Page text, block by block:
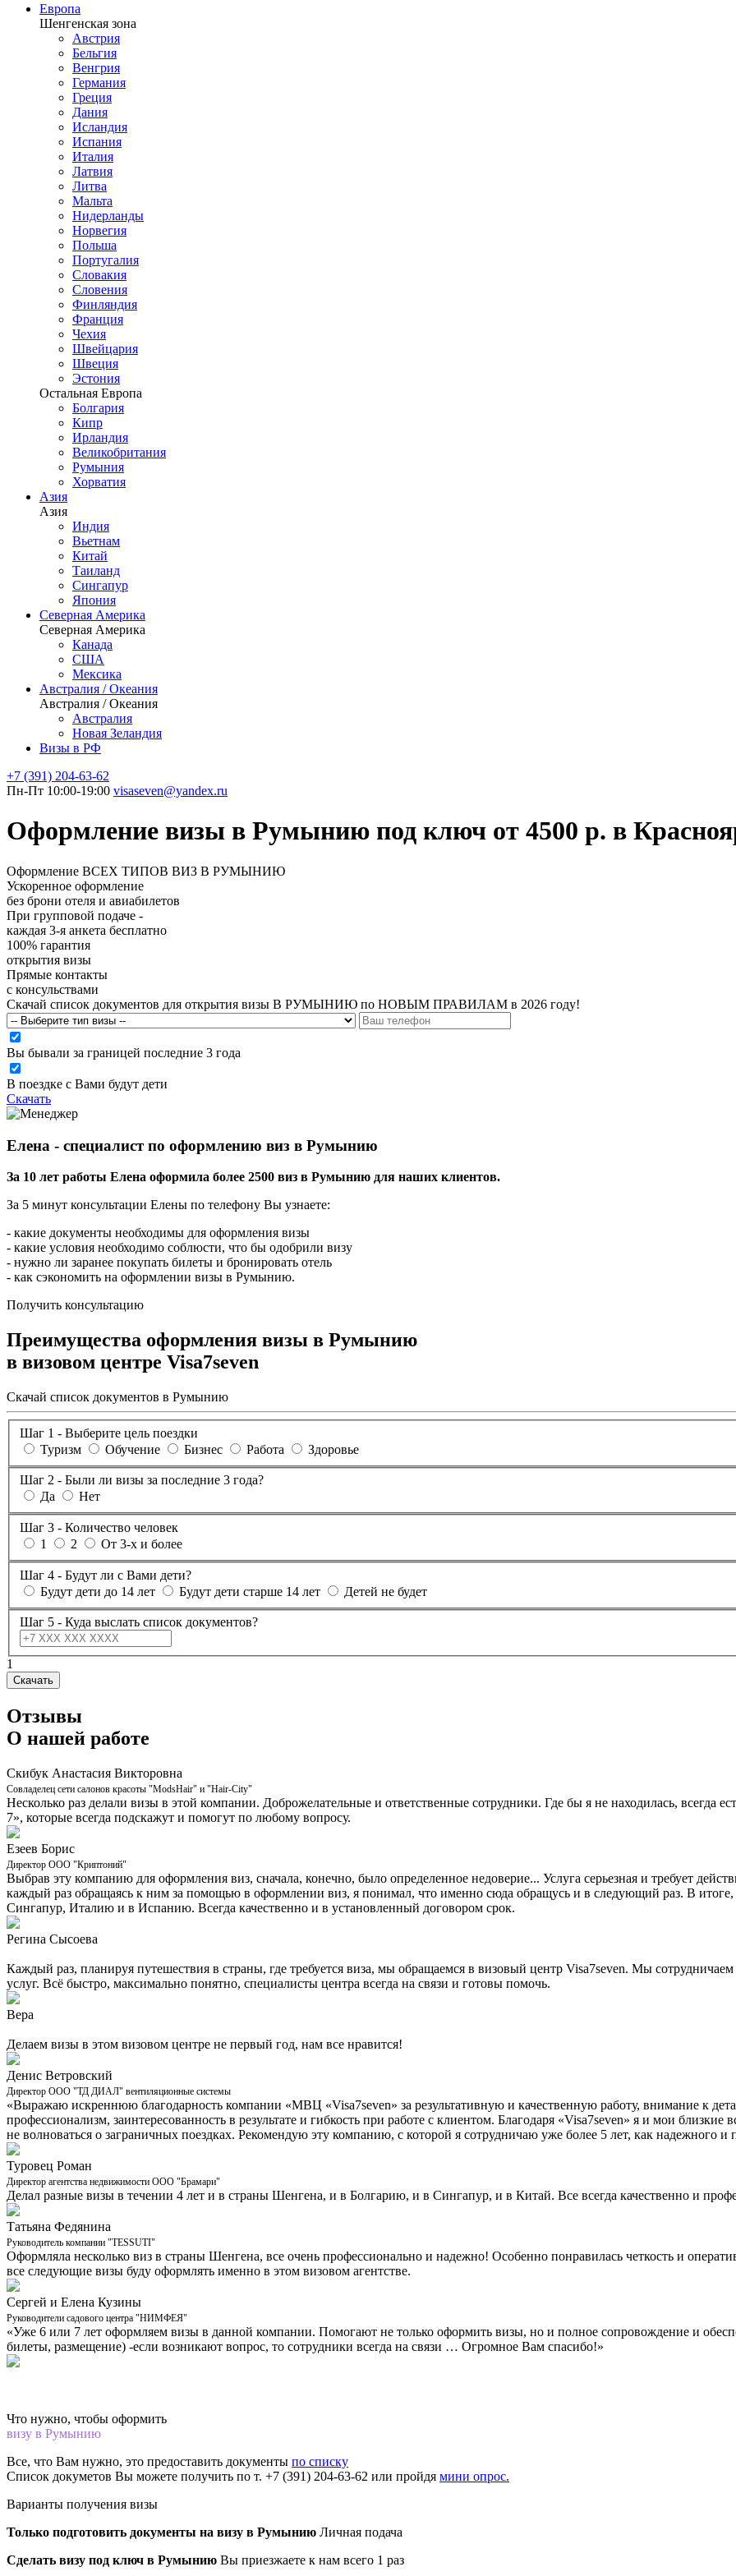
Европа
Шенгенская зона
Австрия
Бельгия
Венгрия
Германия
Греция
Дания
Исландия
Испания
Италия
Латвия
Литва
Мальта
Нидерланды
Норвегия
Польша
Португалия
Словакия
Словения
Финляндия
Франция
Чехия
Швейцария
Швеция
Эстония
Остальная Европа
Болгария
Кипр
Ирландия
Великобритания
Румыния
Хорватия
Азия
Азия
Индия
Вьетнам
Китай
Таиланд
Сингапур
Япония
Северная Америка
Северная Америка
Канада
США
Мексика
Австралия / Океания
Австралия / Океания
Австралия
Новая Зеландия
Визы в РФ
+7 (391) 204-63-62
Пн-Пт 10:00-19:00 visaseven@yandex.ru
Оформление визы в Румынию под ключ от 4500 р. в
Оформление ВСЕХ ТИПОВ ВИЗ В РУМЫНИЮ
Ускоренное оформление
без брони отеля и авиабилетов
При групповой подаче -
каждая 3-я анкета бесплатно
100% гарантия
открытия визы
Прямые контакты
с консульствами
Скачай список документов для открытия визы В РУМЫНИЮ по НОВЫМ ПРАВИЛАМ в 2026 году!
Вы бывали за границей последние 3 года
В поездке с Вами будут дети
Скачать
Елена - специалист по оформлению виз в Румынию
За 10 лет работы Елена оформила более 2500 виз в Румынию для наших клиентов.
За 5 минут консультации Елены по телефону Вы узнаете:
- какие документы необходимы для оформления визы
- какие условия необходимо соблюсти, что бы одобрили визу
- нужно ли заранее покупать билеты и бронировать отель
- как сэкономить на оформлении визы в Румынию.
Получить консультацию
Преимущества оформления визы в Румынию
в визовом центре Visa7seven
Скачай список документов в Румынию
Шаг 1 - Выберите цель поездки
Туризм
Обучение Бизнес Работа Здоровье
Шаг 2 - Были ли визы за последние 3 года?
Да
Нет
Шаг 3 - Количество человек
1
2 От 3-х и более
Шаг 4 - Будут ли с Вами дети?
Будут дети до 14 лет
Будут дети старше 14 лет Детей не будет
Шаг 5 - Куда выслать список документов?
1
Скачать
Отзывы
О нашей работе
Скибук Анастасия Викторовна
Cовладелец сети салонов красоты "ModsHair" и "Hair-City"
Несколько раз делали визы в этой компании. Доброжелательные и ответственные сотрудники. Где бы я не находилась, всегда
7», которые всегда подскажут и помогут по любому вопросу.
Езеев Борис
Директор ООО "Криптоний"
Выбрав эту компанию для оформления виз, сначала, конечно, было определенное недоверие... Услуга серьезная и требует
каждый раз обращаясь к ним за помощью в оформлении виз, я понимал, что именно сюда обращусь и в следующий раз. В
Сингапур, Италию и в Испанию. Всегда качественно и в установленный договором срок.
Регина Сысоева
Каждый раз, планируя путешествия в страны, где требуется виза, мы обращаемся в визовый центр Visa7seven. Мы
услуг. Всё быстро, максимально понятно, специалисты центра всегда на связи и готовы помочь.
Вера
Делаем визы в этом визовом центре не первый год, нам все нравится!
Денис Ветровский
Директор ООО "ТД ДИАЛ" вентиляционные системы
«Выражаю искреннюю благодарность компании «МВЦ «Visa7seven» за результативную и качественную работу, внимание к
профессионализм, заинтересованность в результате и гибкость при работе с клиентом. Благодаря «Visa7seven» я и мои
не волноваться о заграничных поездках. Рекомендую эту компанию, с которой я сотрудничаю уже более 5 лет, как надежного и
Туровец Роман
Директор агентства недвижимости ООО "Брамари"
Делал разные визы в течении 4 лет и в страны Шенгена, и в Болгарию, и в Сингапур, и в Китай. Все всегда качественно и
Татьяна Федянина
Руководитель компании "TESSUTI"
Оформляла несколько виз в страны Шенгена, все очень профессионально и надежно! Особенно понравилась четкость и
все следующие визы буду оформлять именно в этом визовом агентстве.
Сергей и Елена Кузины
Руководители садового центра "НИМФЕЯ"
«Уже 6 или 7 лет оформляем визы в данной компании. Помогают не только оформить визы, но и полное сопровождение и
билеты, размещение) -если возникают вопрос, то сотрудники всегда на связи … Огромное Вам спасибо!»
Что нужно, чтобы оформить
визу в Румынию
Все, что Вам нужно, это предоставить документы по списку
Список докуметов Вы можете получить по т. +7 (391) 204-63-62 или пройдя мини опрос.
Варианты получения визы
Только подготовить документы на визу в Румынию Личная подача
Сделать визу под ключ в Румынию Вы приезжаете к нам всего 1 раз